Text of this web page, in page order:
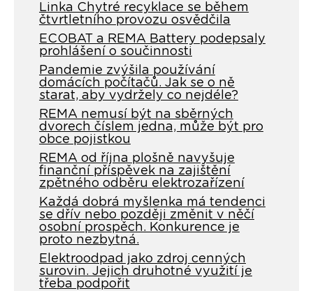
Linka Chytré recyklace se během
čtvrtletního provozu osvědčila
ECOBAT a REMA Battery podepsaly
prohlášení o součinnosti
Pandemie zvýšila používání
domácích počítačů. Jak se o ně
starat, aby vydržely co nejdéle?
REMA nemusí být na sběrných
dvorech číslem jedna, může být pro
obce pojistkou
REMA od října plošně navyšuje
finanční příspěvek na zajištění
zpětného odběru elektrozařízení
Každá dobrá myšlenka má tendenci
se dřív nebo později změnit v něčí
osobní prospěch. Konkurence je
proto nezbytná.
Elektroodpad jako zdroj cenných
surovin. Jejich druhotné využití je
třeba podpořit